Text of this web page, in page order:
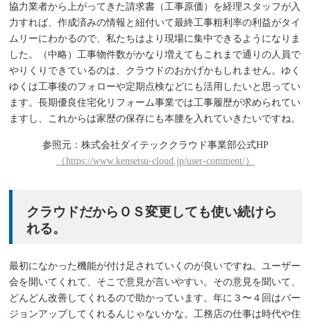
協力業者から上がってきた請求書（工事原価）を経理スタッフが入
力すれば、作成済みの情報と紐付いて最終工事粗利率の利益がタイ
ムリーにわかるので、私たちはより現場に集中できるようになりま
した。（中略）工事物件数がかなり増えてもこれまで通りの人員で
やりくりできているのは、クラウドのおかげかもしれません。ゆく
ゆくは工事後のフォローや定期点検などにも活用したいと思ってい
ます。長期優良住宅化リフォーム事業では工事履歴が求められてい
ますし、これからは家歴の保存にも本腰を入れていきたいですね。
参照元：株式会社ダイテッククラウド事業部公式HP
（https://www.kensetsu-cloud.jp/user-comment/）
クラウドだからＯＳ変更しても使い続けら
れる。
最初になかった機能が付け足されていくのが良いですね。ユーザー
会を開いてくれて、そこで意見が言いやすい。その意見を聞いて、
どんどん改善してくれるので助かっています。年に３〜４回はバー
ジョンアップしてくれるんじゃないかな。工務店の仕事は時代や住